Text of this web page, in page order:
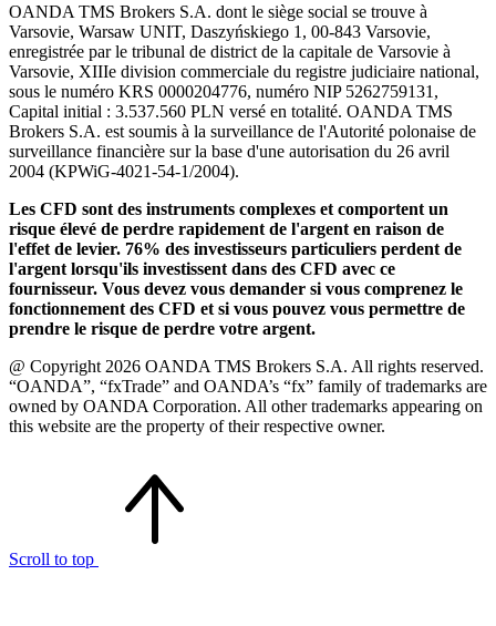
OANDA TMS Brokers S.A. dont le siège social se trouve à
Varsovie, Warsaw UNIT, Daszyńskiego 1, 00-843 Varsovie,
enregistrée par le tribunal de district de la capitale de Varsovie à
Varsovie, XIIIe division commerciale du registre judiciaire national,
sous le numéro KRS 0000204776, numéro NIP 5262759131,
Capital initial : 3.537.560 PLN versé en totalité. OANDA TMS
Brokers S.A. est soumis à la surveillance de l'Autorité polonaise de
surveillance financière sur la base d'une autorisation du 26 avril
2004 (KPWiG-4021-54-1/2004).
Les CFD sont des instruments complexes et comportent un
risque élevé de perdre rapidement de l'argent en raison de
l'effet de levier. 76% des investisseurs particuliers perdent de
l'argent lorsqu'ils investissent dans des CFD avec ce
fournisseur. Vous devez vous demander si vous comprenez le
fonctionnement des CFD et si vous pouvez vous permettre de
prendre le risque de perdre votre argent.
@ Copyright 2026 OANDA TMS Brokers S.A. All rights reserved.
“OANDA”, “fxTrade” and OANDA’s “fx” family of trademarks are
owned by OANDA Corporation. All other trademarks appearing on
this website are the property of their respective owner.
Scroll to top